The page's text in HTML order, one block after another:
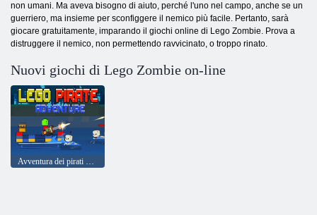
non umani. Ma aveva bisogno di aiuto, perché l'uno nel campo, anche se un
guerriero, ma insieme per sconfiggere il nemico più facile. Pertanto, sarà
giocare gratuitamente, imparando il giochi online di Lego Zombie. Prova a
distruggere il nemico, non permettendo ravvicinato, o troppo rinato.
Nuovi giochi di Lego Zombie on-line
Avventura dei pirati Lego